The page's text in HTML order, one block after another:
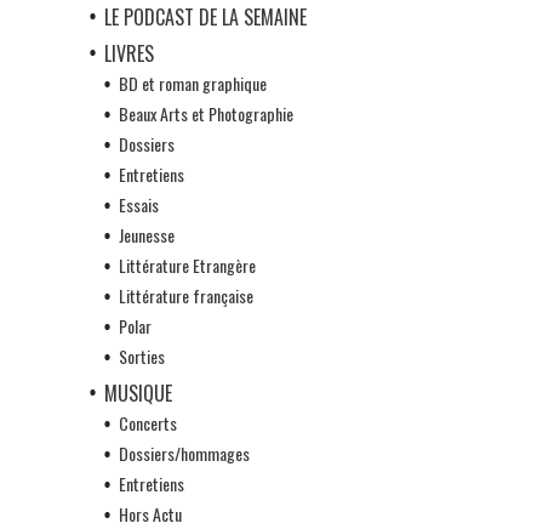
LE PODCAST DE LA SEMAINE
LIVRES
BD et roman graphique
Beaux Arts et Photographie
Dossiers
Entretiens
Essais
Jeunesse
Littérature Etrangère
Littérature française
Polar
Sorties
MUSIQUE
Concerts
Dossiers/hommages
Entretiens
Hors Actu